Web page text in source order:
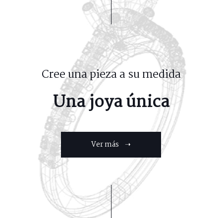
Cree una pieza a su medida
Una joya única
Ver más ➝